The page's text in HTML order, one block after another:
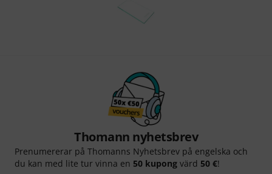
Thomann nyhetsbrev
Prenumererar på Thomanns Nyhetsbrev på engelska och
du kan med lite tur vinna en 50 kupong värd 50 €!